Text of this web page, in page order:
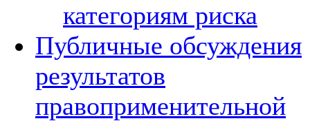
категориям риска
Публичные обсуждения
результатов
правоприменительной